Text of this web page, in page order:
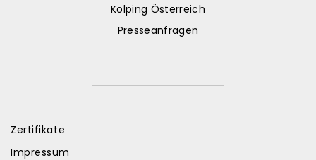
Kolping Österreich
Presseanfragen
Zertifikate
Impressum